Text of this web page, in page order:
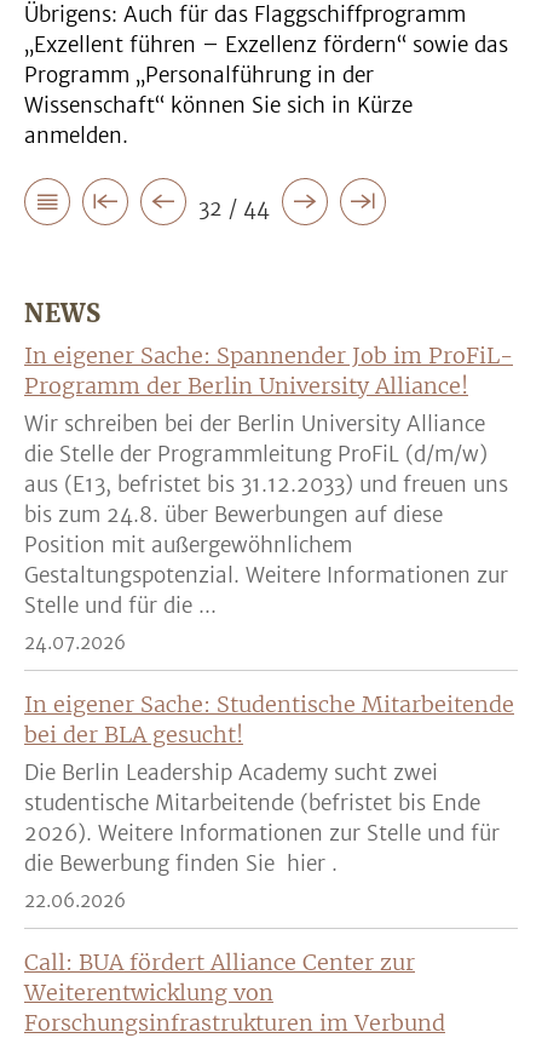
Übrigens: Auch für das Flaggschiffprogramm
„Exzellent führen – Exzellenz fördern“ sowie das
Programm „Personalführung in der
Wissenschaft“ können Sie sich in Kürze
anmelden.
32 / 44
NEWS
In eigener Sache: Spannender Job im ProFiL-
Programm der Berlin University Alliance!
Wir schreiben bei der Berlin University Alliance
die Stelle der Programmleitung ProFiL (d/m/w)
aus (E13, befristet bis 31.12.2033) und freuen uns
bis zum 24.8. über Bewerbungen auf diese
Position mit außergewöhnlichem
Gestaltungspotenzial. Weitere Informationen zur
Stelle und für die ...
24.07.2026
In eigener Sache: Studentische Mitarbeitende
bei der BLA gesucht!
Die Berlin Leadership Academy sucht zwei
studentische Mitarbeitende (befristet bis Ende
2026). Weitere Informationen zur Stelle und für
die Bewerbung finden Sie hier .
22.06.2026
Call: BUA fördert Alliance Center zur
Weiterentwicklung von
Forschungsinfrastrukturen im Verbund